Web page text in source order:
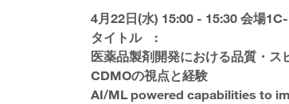
4月22日(水) 15:00 - 15:30 会場1C-
タイトル :
医薬品製剤開発における品質・
CDMOの視点と経験
AI/ML powered capabilities to